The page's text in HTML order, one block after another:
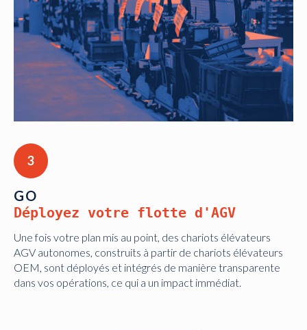
3
GO
Déployez votre flotte d'AGV
Une fois votre plan mis au point, des chariots élévateurs
AGV autonomes, construits à partir de chariots élévateurs
OEM, sont déployés et intégrés de manière transparente
dans vos opérations, ce qui a un impact immédiat.